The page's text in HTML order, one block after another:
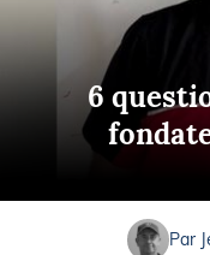
6
Par